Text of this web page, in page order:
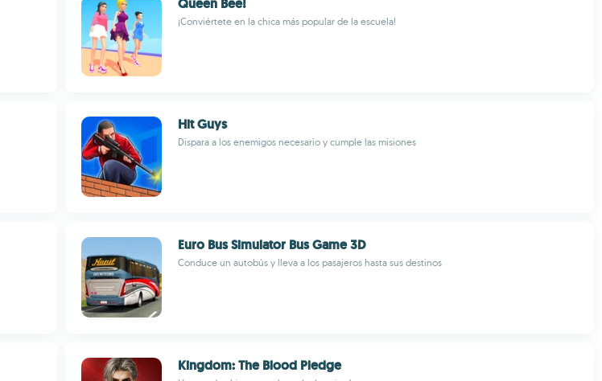
Queen Bee!
¡Conviértete en la chica más popular de la escuela!
Hit Guys
Dispara a los enemigos necesario y cumple las misiones
Euro Bus Simulator Bus Game 3D
Conduce un autobús y lleva a los pasajeros hasta sus destinos
Kingdom: The Blood Pledge